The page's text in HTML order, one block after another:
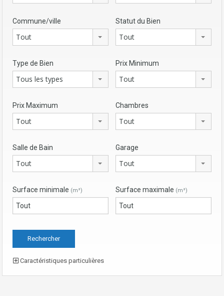
Commune/ville
Tout
Statut du Bien
Tout
Type de Bien
Tous les types
Prix Minimum
Tout
Prix Maximum
Tout
Chambres
Tout
Salle de Bain
Tout
Garage
Tout
Surface minimale (m²) Surface maximale (m²)
Caractéristiques particulières